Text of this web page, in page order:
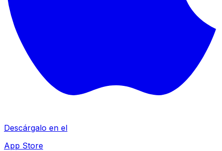
Descárgalo en el
App Store